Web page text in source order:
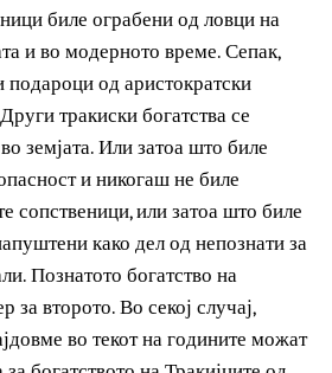
жртвувале животни за време на
гоштевале со нив. Пиеле и многу
игри и натпревари.
ги закопувале во гробници.
гробници биле градени од
со големи тумби. Ѕидовите
украсени со релјефи и шарени
Александар и Казанлак се
фрески.